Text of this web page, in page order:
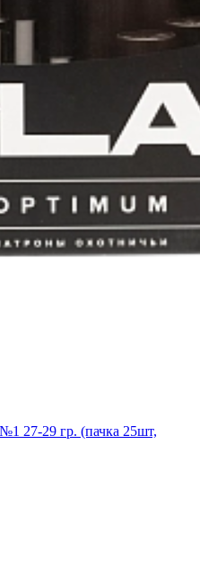
27-29 гр. (пачка 25шт,